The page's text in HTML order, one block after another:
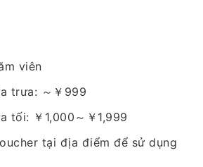
viên
trưa: ～￥999
tối: ￥1,000～￥1,999
tại địa điểm để sử dụng